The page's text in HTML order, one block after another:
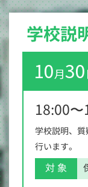
学校説
10月30
18:00〜
学校説明、
行います。
対 象